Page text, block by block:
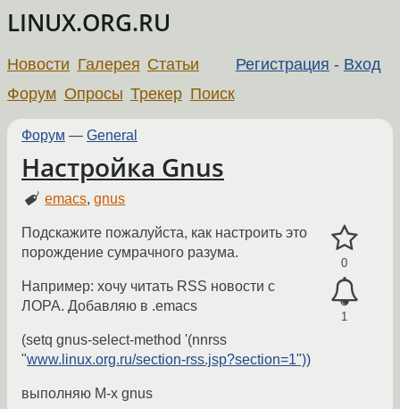
LINUX.ORG.RU
Регистрация - Вход
Новости Галерея Статьи
Форум Опросы Трекер Поиск
Форум — General
Настройка Gnus
emacs,gnus
0
1
Подскажите пожалуйста, как настроить это
порождение сумрачного разума.
Например: хочу читать RSS новости с
ЛОРА. Добавляю в .emacs
(setq gnus-select-method '(nnrss
"www.linux.org.ru/section-rss.jsp?section=1"))
выполняю M-x gnus